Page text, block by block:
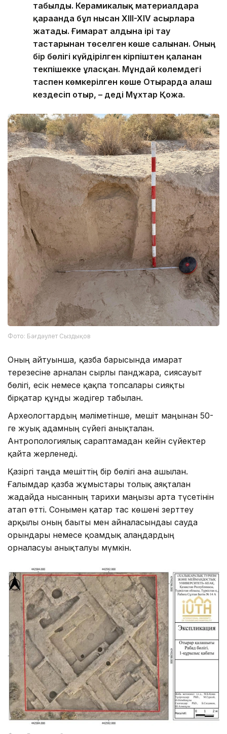
табылды. Керамикалық материалдарға
қарағанда бұл нысан XIII-XIV ғасырларға
жатады. Ғимарат алдына ірі тау
тастарынан төселген көше салынған. Оның
бір бөлігі күйдірілген кірпіштен қаланған
текпішекке ұласқан. Мұндай көлемдегі
таспен көмкерілген көше Отырарда алғаш
кездесіп отыр, – деді Мұхтар Қожа.
Фото: Бағдәулет Сыздықов
Оның айтуынша, қазба барысында ғимарат
терезесіне арналған сырлы панджара, сиясауыт
бөлігі, есік немесе қақпа топсалары сияқты
бірқатар құнды жәдігер табылған.
Археологтардың мәліметінше, мешіт маңынан 50-
ге жуық адамның сүйегі анықталған.
Антропологиялық сараптамадан кейін сүйектер
қайта жерленеді.
Қазіргі таңда мешіттің бір бөлігі ғана ашылған.
Ғалымдар қазба жұмыстары толық аяқталған
жағдайда нысанның тарихи маңызы арта түсетінін
атап өтті. Сонымен қатар тас көшені зерттеу
арқылы оның бағыты мен айналасындағы сауда
орындары немесе қоғамдық алаңдардың
орналасуы анықталуы мүмкін.